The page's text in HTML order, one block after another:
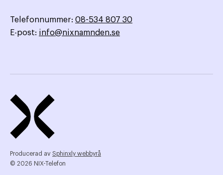
Telefonnummer: 08-534 807 30
E-post: info@nixnamnden.se
Producerad av Sphinxly webbyrå
© 2026 NIX-Telefon